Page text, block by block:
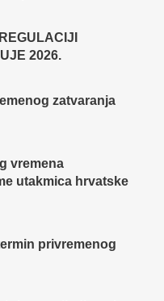
2026.
zatvaranja
vremena
utakmica hrvatske
privremenog